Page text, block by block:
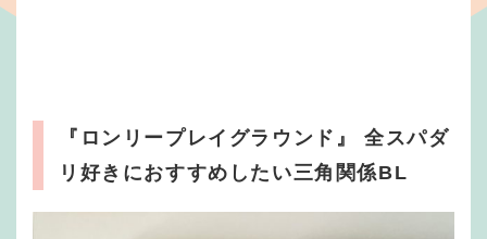
『ロンリープレイグラウンド』 全スパダ
リ好きにおすすめしたい三角関係BL